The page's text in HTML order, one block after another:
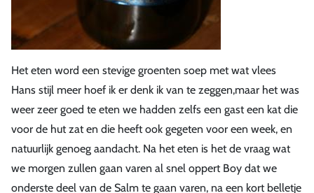
Het eten word een stevige groenten soep met wat vlees
Hans stijl meer hoef ik er denk ik van te zeggen,maar het was
weer zeer goed te eten we hadden zelfs een gast een kat die
voor de hut zat en die heeft ook gegeten voor een week, en
natuurlijk genoeg aandacht. Na het eten is het de vraag wat
we morgen zullen gaan varen al snel oppert Boy dat we
onderste deel van de Salm te gaan varen, na een kort belletje